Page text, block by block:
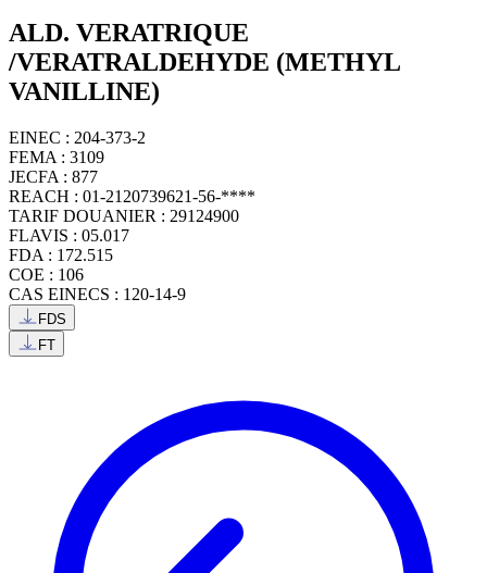
ALD. VERATRIQUE
/VERATRALDEHYDE (METHYL
VANILLINE)
EINEC : 204-373-2
FEMA : 3109
JECFA : 877
REACH : 01-2120739621-56-****
TARIF DOUANIER : 29124900
FLAVIS : 05.017
FDA : 172.515
COE : 106
CAS EINECS : 120-14-9
FDS
FT